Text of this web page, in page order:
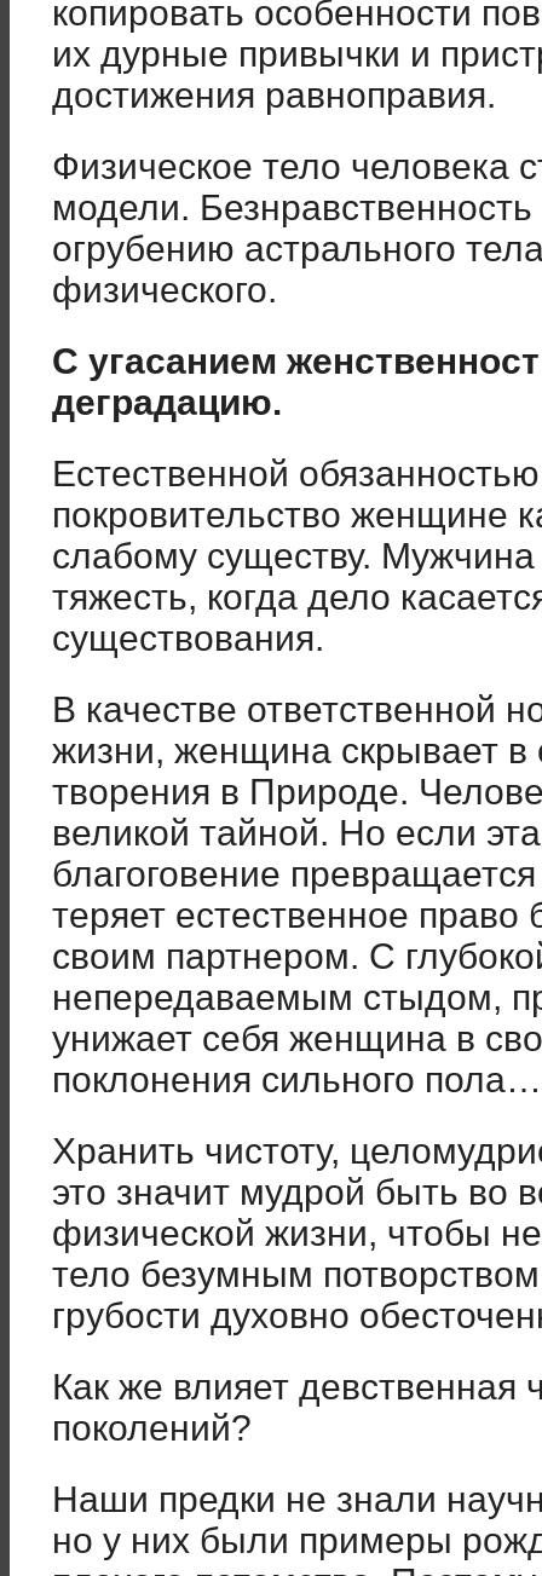
копировать особенности
их дурные привычки и
достижения равноправия.
Физическое тело человека
модели.
огрубению астрального
физического.
С угасанием
деградацию.
Естественной
покровительство женщине
слабому существу.
тяжесть, когда дело
существования.
В качестве ответственной
жизни, женщина скрывает
творения в Природе.
великой тайной. Но если
благоговение
теряет естественное
своим партнером. С
непередаваемым стыдом,
унижает себя женщина в
поклонения сильного пола…
Хранить чистоту,
это значит мудрой быть во
физической жизни, чтобы
тело безумным
грубости духовно
Как же влияет девственная
поколений?
Наши предки не знали
но у них были примеры